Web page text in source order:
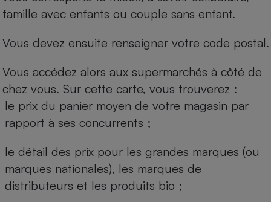
famille avec enfants ou couple sans enfant.
Vous devez ensuite renseigner votre code postal.
Vous accédez alors aux supermarchés à côté de
chez vous. Sur cette carte, vous trouverez :
le prix du panier moyen de votre magasin par
rapport à ses concurrents ;
le détail des prix pour les grandes marques (ou
marques nationales), les marques de
distributeurs et les produits bio ;